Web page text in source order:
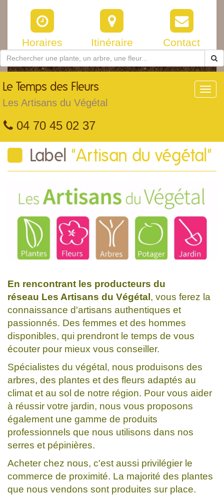
Horaires Itinéraire Contact
Le Temps des Fleurs
Les Artisans du Végétal
04 70 45 02 37
Label "Artisan du végétal"
En rencontrant les producteurs du
réseau Les Artisans du Végétal , vous ferez la
connaissance d'artisans authentiques et
passionnés. Des femmes et des hommes
disponibles, qui prendront le temps de vous
écouter pour mieux vous conseiller.
Spécialistes du végétal, nous produisons des
arbres, des plantes et des fleurs adaptés au
climat et au sol de notre région. Pour vous aider
à réussir votre jardin, nous vous proposons
également une gamme de produits
professionnels que nous utilisons dans nos
serres et pépinières.
Acheter chez nous, c'est aussi privilégier le
commerce de proximité. La majorité des plantes
que nous vendons sont produites sur place.